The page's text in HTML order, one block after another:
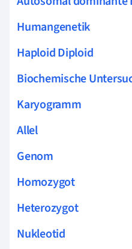
Humangenetik
Haploid Diploid
Biochemische
Karyogramm
Allel
Genom
Homozygot
Heterozygot
Nukleotid